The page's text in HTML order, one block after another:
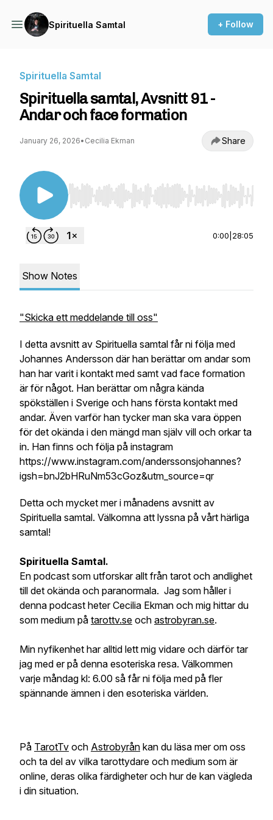
Spirituella Samtal + Follow
Spirituella Samtal
Spirituella samtal, Avsnitt 91 -
Andar och face formation
January 26, 2026• Cecilia Ekman Share
Use Left/Right to seek, Home/End to jump to
0:00 28:05
Show Notes
"Skicka ett meddelande till oss"
I detta avsnitt av Spirituella samtal får ni följa med
Johannes Andersson där han berättar om andar som
han har varit i kontakt med samt vad face formation
är för något. Han berättar om några kända
spökställen i Sverige och hans första kontakt med
andar. Även varför han tycker man ska vara öppen
för det okända i den mängd man själv vill och orkar ta
in. Han finns och följa på instagram
https://www.instagram.com/anderssonsjohannes?
igsh=bnJ2bHRuNm53cGoz&utm_source=qr
Detta och mycket mer i månadens avsnitt av
Spirituella samtal. Välkomna att lyssna på vårt härliga
samtal!
Spirituella Samtal.
En podcast som utforskar allt från tarot och andlighet
till det okända och paranormala. Jag som håller i
denna podcast heter Cecilia Ekman och mig hittar du
som medium på tarottv.se och astrobyran.se.
Min nyfikenhet har alltid lett mig vidare och därför tar
jag med er på denna esoteriska resa. Välkommen
varje måndag kl: 6.00 så får ni följa med på fler
spännande ämnen i den esoteriska världen.
På TarotTv och Astrobyrån kan du läsa mer om oss
och ta del av vilka tarottydare och medium som är
online, deras olika färdigheter och hur de kan vägleda
i din situation.